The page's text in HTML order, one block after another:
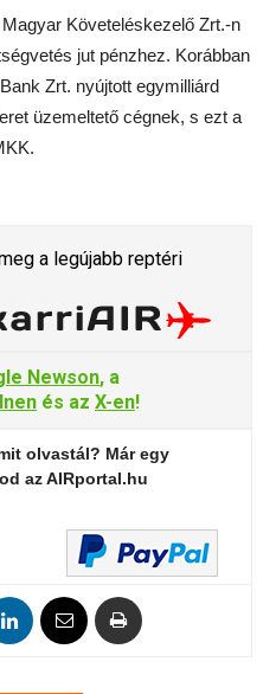
Követeléskezelő Zrt.-n
jut pénzhez. Korábban
Zrt. nyújtott egymilliárd
üzemeltető cégnek, s ezt a
a legújabb reptéri
Newson, a
és az X-en!
olvastál? Már egy
az AIRportal.hu